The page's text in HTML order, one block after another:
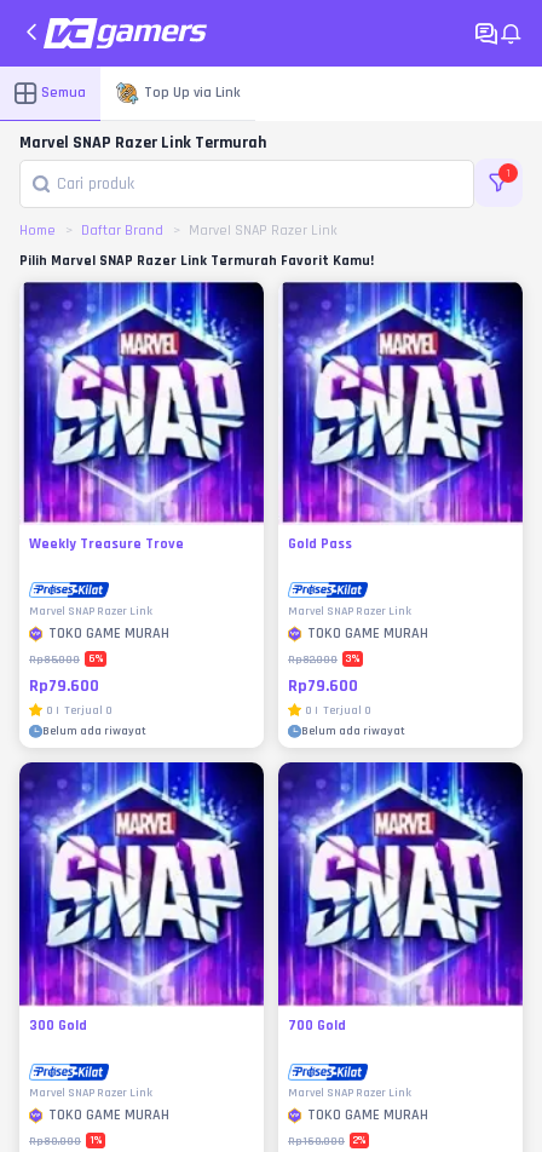
Semua Top Up via Link
Marvel SNAP Razer Link Termurah
1
Home Daftar Brand
Marvel SNAP Razer Link
Pilih Marvel SNAP Razer Link Termurah Favorit Kamu!
Weekly Treasure Trove
Marvel SNAP Razer Link
TOKO GAME MURAH
Rp85.000 6%
Rp79.600
0 | Terjual 0
Belum ada riwayat
Gold Pass
Marvel SNAP Razer Link
TOKO GAME MURAH
Rp82.000 3%
Rp79.600
0 | Terjual 0
Belum ada riwayat
300 Gold
Marvel SNAP Razer Link
TOKO GAME MURAH
Rp80.000 1%
700 Gold
Marvel SNAP Razer Link
TOKO GAME MURAH
Rp160.000 2%